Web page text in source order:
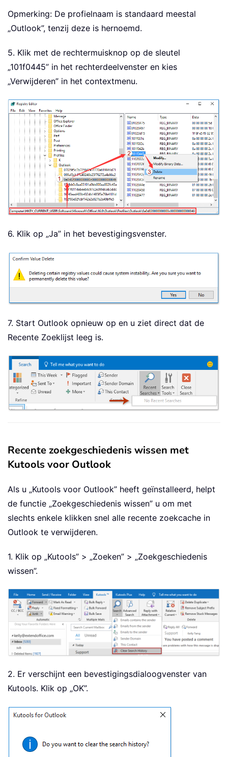
Opmerking: De profielnaam is standaard meestal
„Outlook”, tenzij deze is hernoemd.
5. Klik met de rechtermuisknop op de sleutel
„101f0445” in het rechterdeelvenster en kies
„Verwijderen” in het contextmenu.
6. Klik op „Ja” in het bevestigingsvenster.
7. Start Outlook opnieuw op en u ziet direct dat de
Recente Zoeklijst leeg is.
Recente zoekgeschiedenis wissen met
Kutools voor Outlook
Als u „Kutools voor Outlook” heeft geïnstalleerd, helpt
de functie „Zoekgeschiedenis wissen” u om met
slechts enkele klikken snel alle recente zoekcache in
Outlook te verwijderen.
1. Klik op „Kutools” > „Zoeken” > „Zoekgeschiedenis
wissen”.
2. Er verschijnt een bevestigingsdialoogvenster van
Kutools. Klik op „OK”.